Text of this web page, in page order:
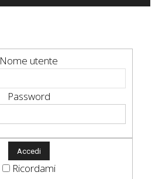
Nome utente
Password
Ricordami